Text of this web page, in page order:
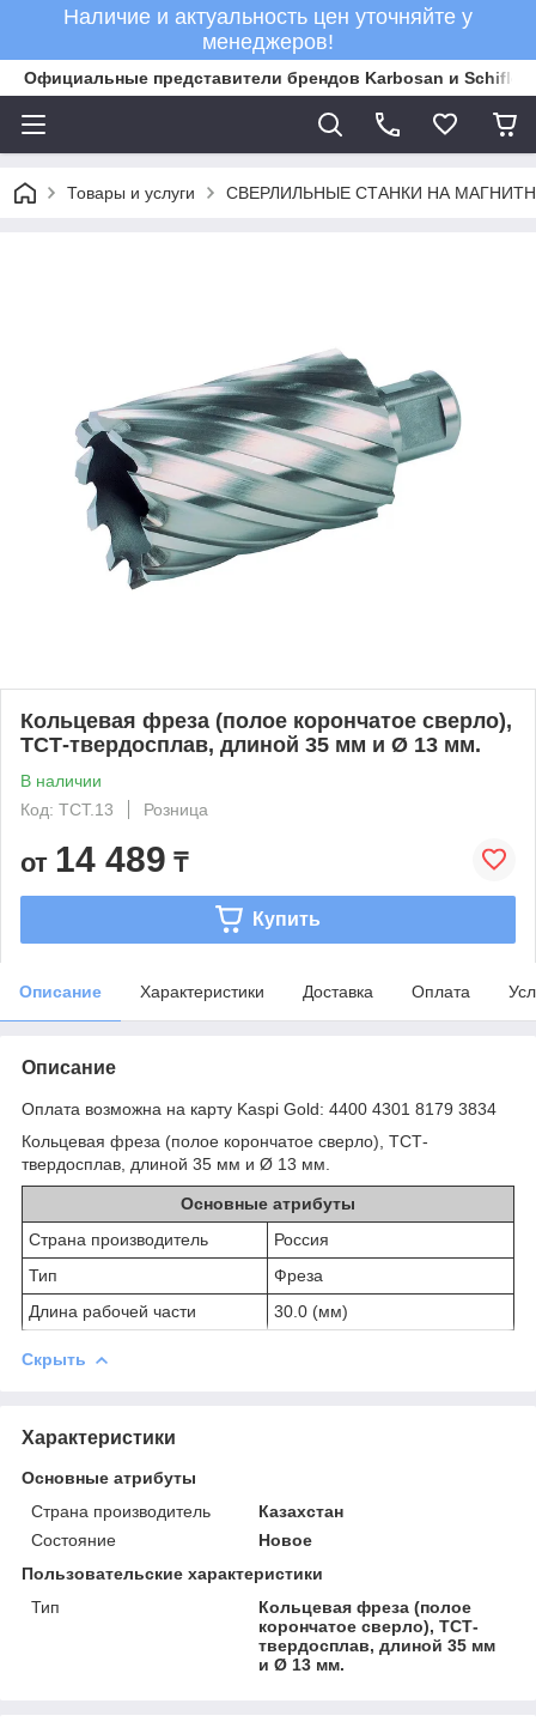
Наличие и актуальность цен уточняйте у
менеджеров!
Официальные представители брендов Karbosan и Schifler
Товары и услуги СВЕРЛИЛЬНЫЕ СТАНКИ НА
Кольцевая фреза (полое корончатое сверло),
ТСТ-твердосплав, длиной 35 мм и Ø 13 мм.
В наличии
Код: TCT.13
Розница
от 14 489 ₸
Купить
Описание Характеристики Доставка Оплата
Описание
Оплата возможна на карту Kaspi Gold: 4400 4301 8179 3834
Кольцевая фреза (полое корончатое сверло), ТСТ-
твердосплав, длиной 35 мм и Ø 13 мм.
Основные атрибуты
Страна производитель
Россия
Тип
Фреза
Длина рабочей части
30.0 (мм)
Скрыть
Характеристики
Основные атрибуты
Страна производитель
Казахстан
Состояние
Новое
Пользовательские характеристики
Тип
Кольцевая фреза (полое
корончатое сверло), ТСТ-
твердосплав, длиной 35 мм
и Ø 13 мм.